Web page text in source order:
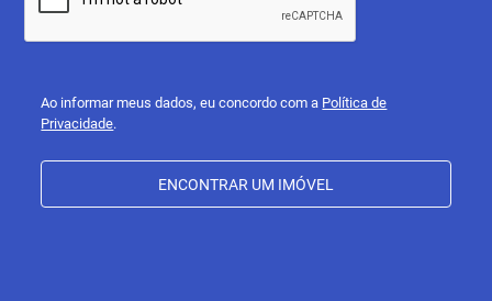
Ao informar meus dados, eu concordo com a Política de
Privacidade.
ENCONTRAR UM IMÓVEL